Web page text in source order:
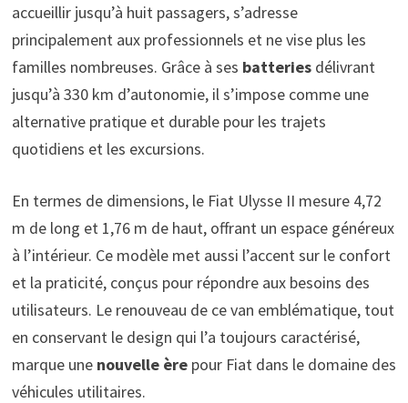
accueillir jusqu’à huit passagers, s’adresse
principalement aux professionnels et ne vise plus les
familles nombreuses. Grâce à ses batteriesdélivrant
jusqu’à 330 km d’autonomie, il s’impose comme une
alternative pratique et durable pour les trajets
quotidiens et les excursions.
En termes de dimensions, le Fiat Ulysse II mesure 4,72
m de long et 1,76 m de haut, offrant un espace généreux
à l’intérieur. Ce modèle met aussi l’accent sur le confort
et la praticité, conçus pour répondre aux besoins des
utilisateurs. Le renouveau de ce van emblématique, tout
en conservant le design qui l’a toujours caractérisé,
marque une nouvelle èrepour Fiat dans le domaine des
véhicules utilitaires.